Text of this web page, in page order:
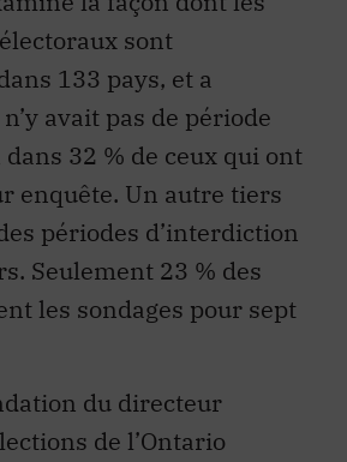
sont
133 pays, et a
avait pas de période
32 % de ceux qui ont
enquête. Un autre tiers
périodes d’interdiction
Seulement 23 % des
les sondages pour sept
du directeur
de l’Ontario